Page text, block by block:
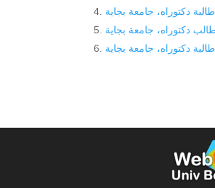
دكتوراه، جامعة بجاية
دكتوراه، جامعة بجاية
دكتوراه، جامعة بجاية